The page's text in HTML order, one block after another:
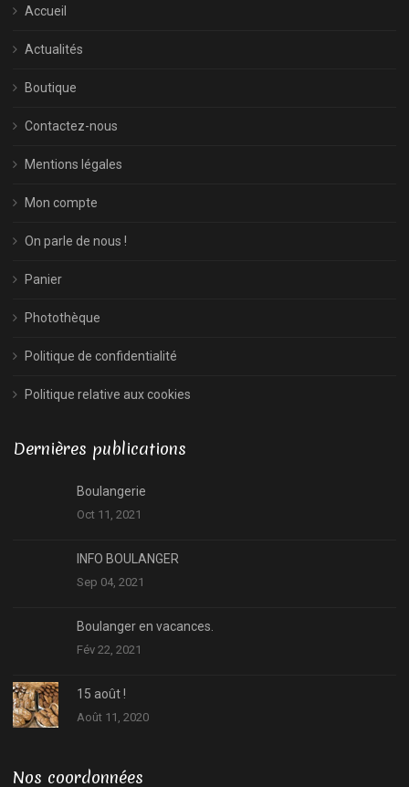
Accueil
Actualités
Boutique
Contactez-nous
Mentions légales
Mon compte
On parle de nous !
Panier
Photothèque
Politique de confidentialité
Politique relative aux cookies
Dernières publications
Boulangerie
Oct 11, 2021
INFO BOULANGER
Sep 04, 2021
Boulanger en vacances.
Fév 22, 2021
15 août !
Août 11, 2020
Nos coordonnées